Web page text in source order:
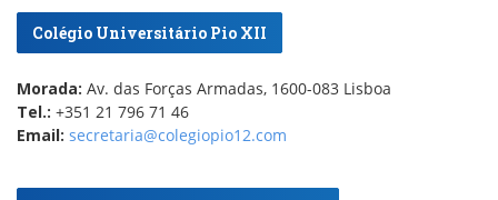
Colégio Universitário Pio XII
Morada: Av. das Forças Armadas, 1600-083 Lisboa
Tel.: +351 21 796 71 46
Email: secretaria@colegiopio12.com